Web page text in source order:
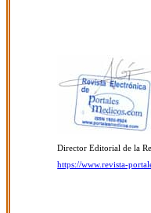
Director Editorial de la
https://www.revista-